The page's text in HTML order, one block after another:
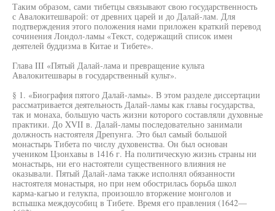
Таким образом, сами тибетцы связывают свою государственность
с Авалокитешварой: от древних царей и до Далай-лам. Для
подтверждения этого положения нами приложен краткий перевод
сочинения Лондол-ламы «Текст, содержащий список имен
деятелей буддизма в Китае и Тибете».
Глава III «Пятый Далай-лама и превращение культа
Авалокитешвары в государственный культ».
§ 1. «Биография пятого Далай-ламы». В этом разделе диссертации
рассматривается деятельность Далай-ламы как главы государства,
так и монаха, большую часть жизни которого составляли духовные
практики. До XVII в. Далай-ламы последовательно занимали
должность настоятеля Дрепунга. Это был самый большой
монастырь Тибета по числу духовенства. Он был основан
учеником Цзонхавы в 1416 г. На политическую жизнь страны ни
монастырь, ни его настоятели существенного влияния не
оказывали. Пятый Далай-лама также исполнял обязанности
настоятеля монастыря, но при нем обострилась борьба школ
карма-кагью и гелукпа, произошло вторжение монголов и
вспышка междоусобиц в Тибете. Время его правления (1642—